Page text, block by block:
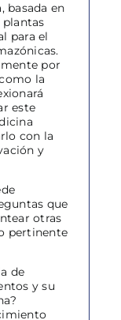
basada en
para el
por
la
este
con la
y
que
otras
pertinente
de
y su